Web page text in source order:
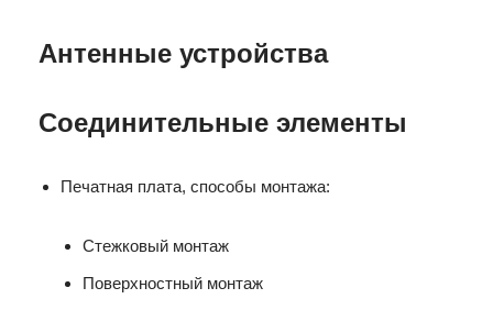
Антенные устройства
Соединительные элементы
Печатная плата, способы монтажа:
Стежковый монтаж
Поверхностный монтаж